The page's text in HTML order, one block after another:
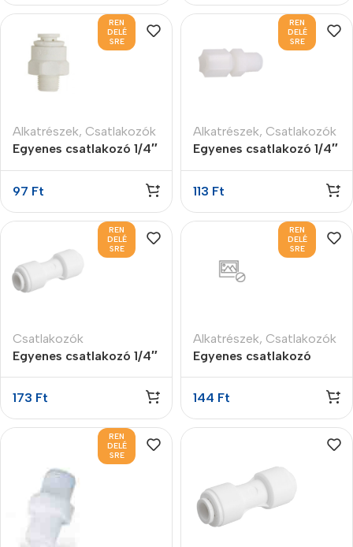
REN
DELÉ
SRE
Alkatrészek, Csatlakozók
Egyenes csatlakozó 1/4″
97 Ft
REN
DELÉ
SRE
Alkatrészek, Csatlakozók
Egyenes csatlakozó 1/4″
113 Ft
REN
DELÉ
SRE
Csatlakozók
Egyenes csatlakozó 1/4″
x 1/4″ gyorscsatlakozós
173 Ft
REN
DELÉ
SRE
Alkatrészek, Csatlakozók
Egyenes csatlakozó
1/4″K x 1/4″K
144 Ft
REN
DELÉ
SRE